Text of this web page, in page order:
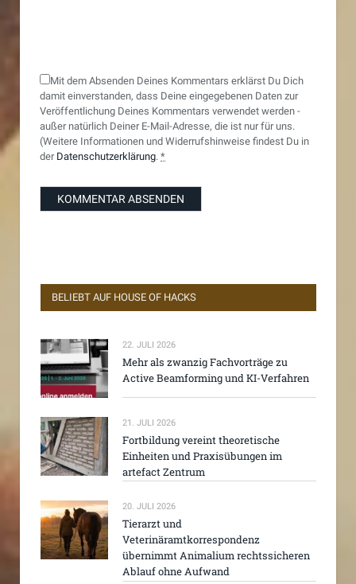
Mit dem Absenden Deines Kommentars erklärst Du Dich
damit einverstanden, dass Deine eingegebenen Daten zur
Veröffentlichung Deines Kommentars verwendet werden -
außer natürlich Deiner E-Mail-Adresse, die ist nur für uns.
(Weitere Informationen und Widerrufshinweise findest Du in
der Datenschutzerklärung. *
BELIEBT AUF HOUSE OF HACKS
22. JULI 2026
Mehr als zwanzig Fachvorträge zu
Active Beamforming und KI-Verfahren
21. JULI 2026
Fortbildung vereint theoretische
Einheiten und Praxisübungen im
artefact Zentrum
20. JULI 2026
Tierarzt und
Veterinäramtkorrespondenz
übernimmt Animalium rechtssicheren
Ablauf ohne Aufwand